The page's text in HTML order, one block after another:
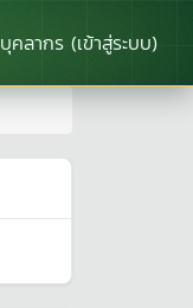
บุคลากร (เข้าสู่ระบบ)